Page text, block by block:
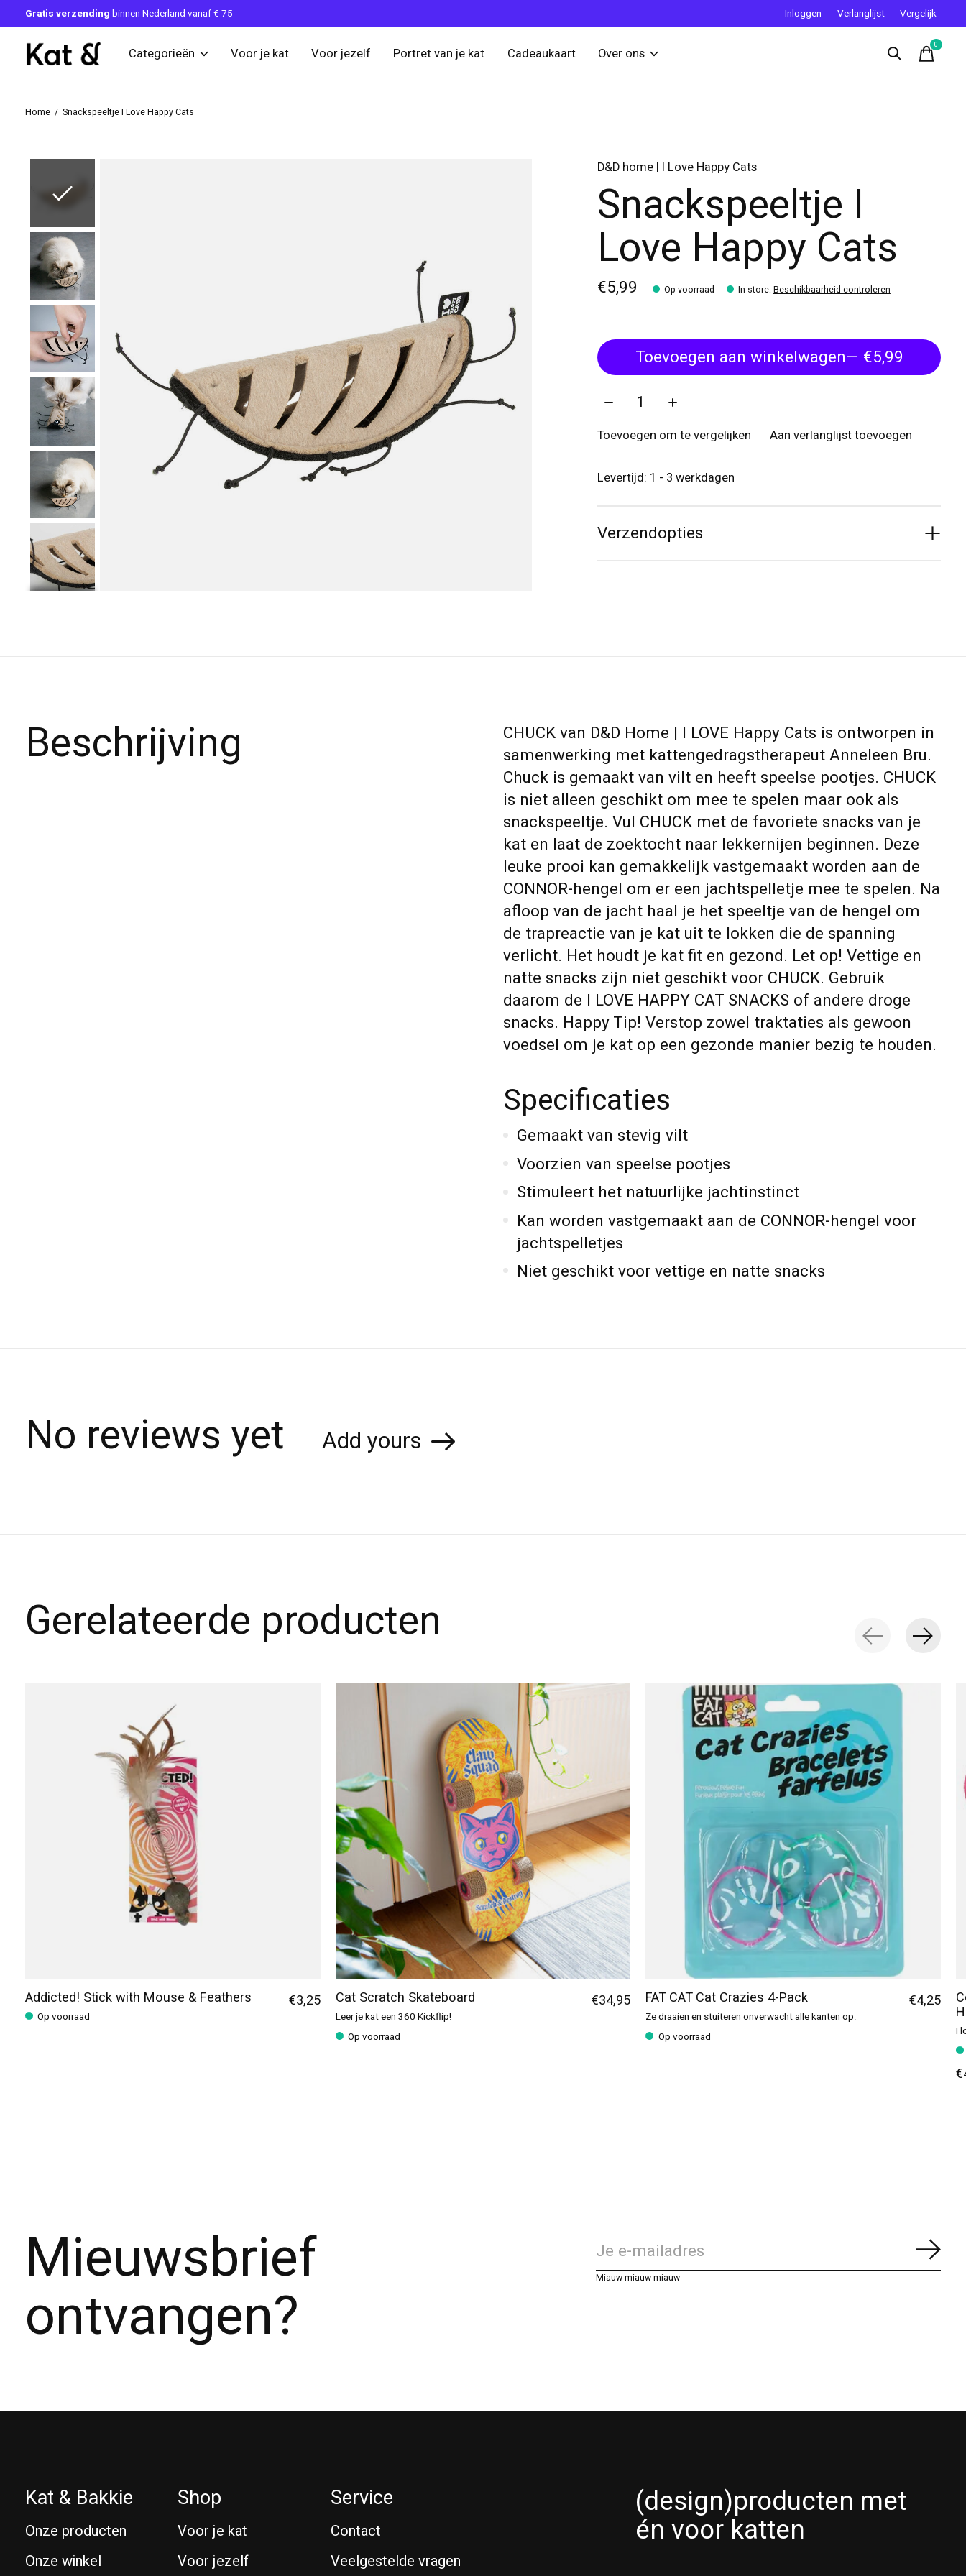
Gratis verzending binnen Nederland vanaf € 75 Inloggen Verlanglijst Vergelijk
Categorieën Voor je kat Voor jezelf Portret van je kat Cadeaukaart Over ons
0items
Home / Snackspeeltje I Love Happy Cats
D&D home | I Love Happy Cats
Snackspeeltje I
Love Happy Cats
€5,99 Op voorraad In store: Beschikbaarheid controleren
Toevoegen aan winkelwagen
— €5,99
Aantal:
Toevoegen om te vergelijken Aan verlanglijst toevoegen
Levertijd: 1 - 3 werkdagen
Verzendopties
Beschrijving
CHUCK van D&D Home | I LOVE Happy Cats is ontworpen in
samenwerking met kattengedragstherapeut Anneleen Bru.
Chuck is gemaakt van vilt en heeft speelse pootjes. CHUCK
is niet alleen geschikt om mee te spelen maar ook als
snackspeeltje. Vul CHUCK met de favoriete snacks van je
kat en laat de zoektocht naar lekkernijen beginnen. Deze
leuke prooi kan gemakkelijk vastgemaakt worden aan de
CONNOR-hengel om er een jachtspelletje mee te spelen. Na
afloop van de jacht haal je het speeltje van de hengel om
de trapreactie van je kat uit te lokken die de spanning
verlicht. Het houdt je kat fit en gezond. Let op! Vettige en
natte snacks zijn niet geschikt voor CHUCK. Gebruik
daarom de I LOVE HAPPY CAT SNACKS of andere droge
snacks. Happy Tip! Verstop zowel traktaties als gewoon
voedsel om je kat op een gezonde manier bezig te houden.
Specificaties
Gemaakt van stevig vilt
Voorzien van speelse pootjes
Stimuleert het natuurlijke jachtinstinct
Kan worden vastgemaakt aan de CONNOR-hengel voor
jachtspelletjes
Niet geschikt voor vettige en natte snacks
No reviews yet Add yours
Gerelateerde producten
Addicted! Stick with Mouse & Feathers
Op voorraad
€3,25 Cat Scratch Skateboard
Leer je kat een 360 Kickflip!
Op voorraad
€34,95 FAT CAT Cat Crazies 4-Pack
Ze draaien en stuiteren onverwacht alle kanten op.
Op voorraad
€4,25
I
Mieuwsbrief
ontvangen? Miauw miauw miauw
Kat & Bakkie
Onze producten
Onze winkel
Shop
Voor je kat
Voor jezelf
Service
Contact
Veelgestelde vragen
(design)producten met
én voor katten